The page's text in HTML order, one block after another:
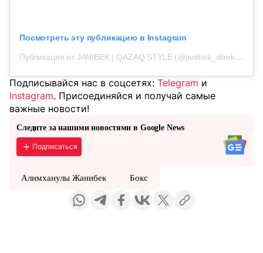
Посмотреть эту публикацию в Instagram
Публикация от JANIBEK | QAZAQ STYLE (@janibek_alimkhanuly)
Подписывайся нас в соцсетях: Telegram и
Instagram. Присоединяйся и получай самые
важные новости!
Следите за нашими новостями в Google News
Подписаться
Алимханулы Жанибек Бокс